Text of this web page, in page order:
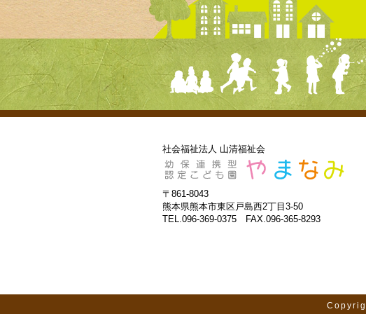
社会福祉法人 山清福祉会
〒861-8043
熊本県熊本市東区戸島西2丁目3-50
TEL.096-369-0375 FAX.096-365-8293